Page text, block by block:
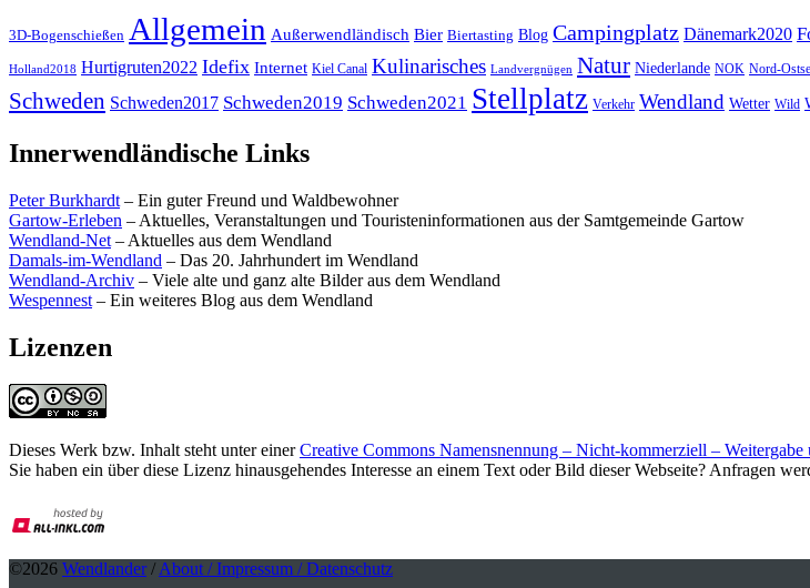
3D-Bogenschießen Allgemein Außerwendländisch Bier Biertasting Blog Campingplatz Dänemark2020
Holland2018 Hurtigruten2022 Idefix Internet Kiel Canal Kulinarisches Landvergnügen Natur Niederlande NOK Nord-
Schweden Schweden2017 Schweden2019 Schweden2021 Stellplatz Verkehr Wendland Wetter Wild
Innerwendländische Links
Peter Burkhardt – Ein guter Freund und Waldbewohner
Gartow-Erleben – Aktuelles, Veranstaltungen und Touristeninformationen aus der Samtgemeinde Gartow
Wendland-Net – Aktuelles aus dem Wendland
Damals-im-Wendland – Das 20. Jahrhundert im Wendland
Wendland-Archiv – Viele alte und ganz alte Bilder aus dem Wendland
Wespennest – Ein weiteres Blog aus dem Wendland
Lizenzen
Dieses Werk bzw. Inhalt steht unter einerCreative Commons Namensnennung – Nicht-kommerziell –
Sie haben ein über diese Lizenz hinausgehendes Interesse an einem Text oder Bild dieser Webseite? Anfragen
©2026 Wendlander/ About / Impressum / Datenschutz